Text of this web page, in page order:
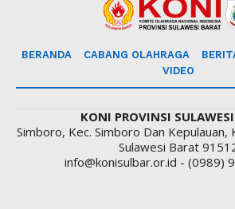
BERANDA CABANG OLAHRAGA
VIDEO
KONI PROVINSI
Simboro, Kec. Simboro Dan Kepulauan,
Sulawesi Barat
info@konisulbar.or.id - (0989)